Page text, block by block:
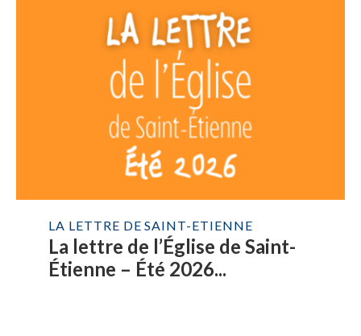
LA LETTRE DE SAINT-ETIENNE
La lettre de l’Église de Saint-
Étienne – Été 2026...